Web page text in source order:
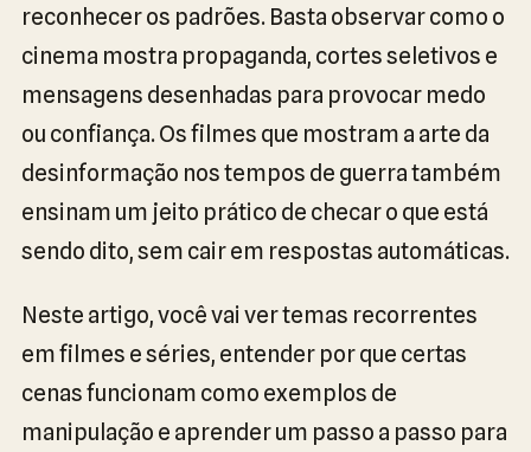
reconhecer os padrões. Basta observar como o
cinema mostra propaganda, cortes seletivos e
mensagens desenhadas para provocar medo
ou confiança. Os filmes que mostram a arte da
desinformação nos tempos de guerra também
ensinam um jeito prático de checar o que está
sendo dito, sem cair em respostas automáticas.
Neste artigo, você vai ver temas recorrentes
em filmes e séries, entender por que certas
cenas funcionam como exemplos de
manipulação e aprender um passo a passo para